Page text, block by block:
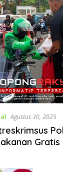
Agustus 30, 2025